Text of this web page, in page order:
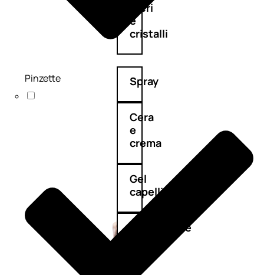
Sieri
e
cristalli
Spray
Cera
e
crema
Gel
capelli
Colorazione
Pinzette